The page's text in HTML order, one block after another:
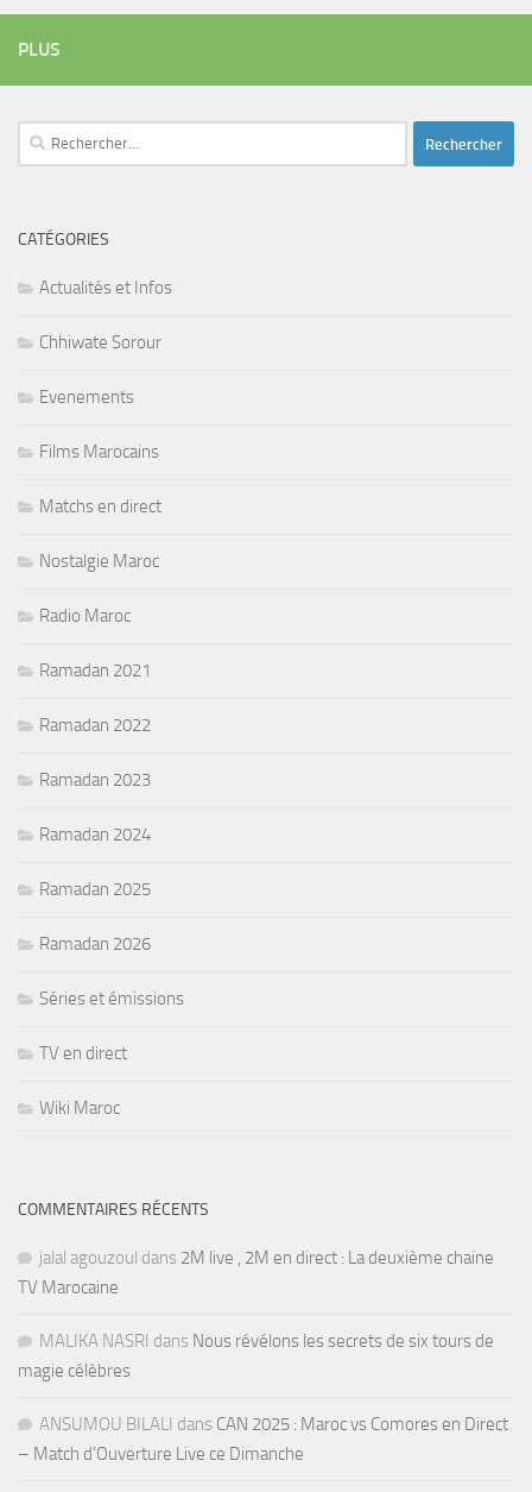
PLUS
Rechercher :
CATÉGORIES
Actualités et Infos
Chhiwate Sorour
Evenements
Films Marocains
Matchs en direct
Nostalgie Maroc
Radio Maroc
Ramadan 2021
Ramadan 2022
Ramadan 2023
Ramadan 2024
Ramadan 2025
Ramadan 2026
Séries et émissions
TV en direct
Wiki Maroc
COMMENTAIRES RÉCENTS
jalal agouzoul dans 2M live , 2M en direct : La deuxième chaine
TV Marocaine
MALIKA NASRI dans Nous révélons les secrets de six tours de
magie célèbres
ANSUMOU BILALI dans CAN 2025 : Maroc vs Comores en Direct
– Match d’Ouverture Live ce Dimanche